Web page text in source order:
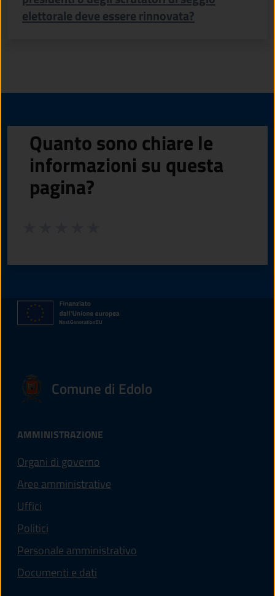
elettorale deve essere rinnovata?
Quanto sono chiare le
informazioni su questa
pagina?
Comune di Edolo
AMMINISTRAZIONE
Organi di governo
Aree amministrative
Uffici
Politici
Personale amministrativo
Documenti e dati